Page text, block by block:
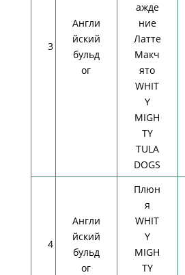
3
Англи
йский
бульд
ог
ажде
ние
Латте
Макч
ято
WHIT
Y
MIGH
TY
TULA
DOGS
4
Англи
йский
бульд
ог
Плюн
я
WHIT
Y
MIGH
TY